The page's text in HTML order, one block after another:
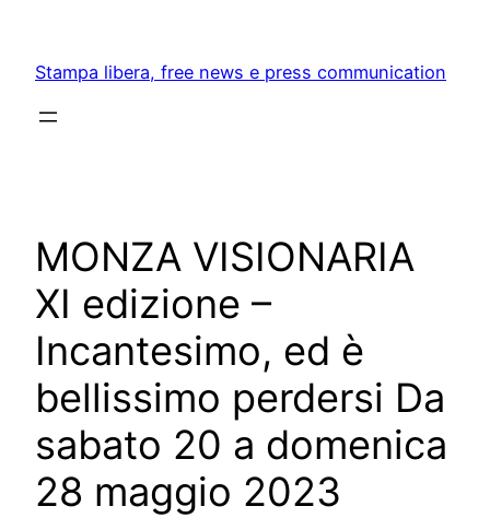
content
Stampa libera, free news e press communication
MONZA VISIONARIA
XI edizione –
Incantesimo, ed è
bellissimo perdersi Da
sabato 20 a domenica
28 maggio 2023